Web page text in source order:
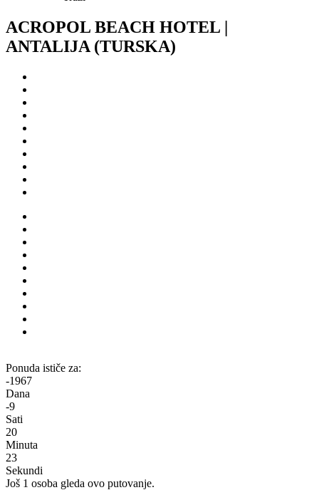
ACROPOL BEACH HOTEL |
ANTALIJA (TURSKA)
Ponuda ističe za:
-1967
Dana
-9
Sati
20
Minuta
23
Sekundi
Još 1 osoba gleda ovo putovanje.